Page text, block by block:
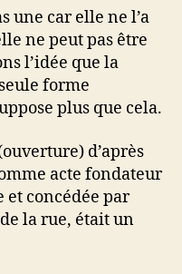
une car elle ne l’a
ne peut pas être
l’idée que la
forme
plus que cela.
d’après
acte fondateur
et concédée par
la rue, était un